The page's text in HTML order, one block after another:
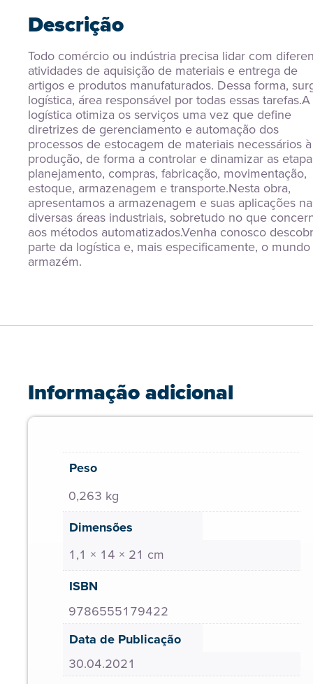
Descrição
Todo comércio ou indústria precisa lidar com
atividades de aquisição de materiais e entrega de
artigos e produtos manufaturados. Dessa forma,
logística, área responsável por todas essas tarefas.A
logística otimiza os serviços uma vez que define
diretrizes de gerenciamento e automação dos
processos de estocagem de materiais necessários à
produção, de forma a controlar e dinamizar as
planejamento, compras, fabricação, movimentação,
estoque, armazenagem e transporte.Nesta obra,
apresentamos a armazenagem e suas aplicações
diversas áreas industriais, sobretudo no que
aos métodos automatizados.Venha conosco
parte da logística e, mais especificamente, o
armazém.
Informação adicional
Peso
0,263 kg
Dimensões
1,1 × 14 × 21 cm
ISBN
9786555179422
Data de Publicação
30.04.2021